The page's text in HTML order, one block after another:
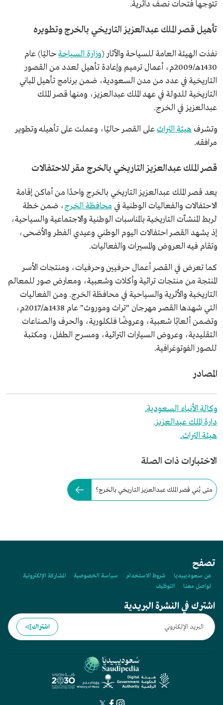
تتوجها فتحات نصف دائرية.
تأهيل قصر الملك عبدالعزيز التاريخي بالخرج وتطويره
نفذت الهيئة العامة للسياحة والآثار (وزارة السياحةحاليًا) عام
1430هـ/2009م، أعمال ترميم وإعادة تأهيل لعدد من القصور
التاريخية في عدد من مدن السعودية، ضمن برنامج تأهيل المباني
التاريخية للدولة في عهد الملك عبدالعزيز، ومنها قصر الملك
عبدالعزيز في الخرج.
وتشرف هيئة التراثعلى القصر حاليًا، وعملت على تأهيله وتطوير
مرافقه.
قصر الملك عبدالعزيز التاريخي بالخرج مقر للاحتفالات
يعد قصر الملك عبدالعزيز التاريخي بالخرج واحدًا من أماكن إقامة
الاحتفالات والفعاليات الوطنية في محافظة الخرج، ضمن خطة
لربط المنشآت التاريخية بالمناسبات الوطنية والاجتماعية والسياحية،
إذ يشهد القصر احتفالات اليوم الوطني وعيدي الفطر والأضحى،
وتقام فيه العروض والمسيرات والفعاليات.
كما تعرض في القصر أعمال حرفيين وحرفيات، ومنتجات الأسر
المنتجة من منتجات تراثية وأكلات وشعبية، ومعارض صور للمعالم
التاريخية والأثرية والسياحية في محافظة الخرج. ومن الفعاليات
التي شهدها القصر مهرجان "تراث وموروث" عام 1438هـ/2017م،
وتضمن ألعابًا شعبية، وعروضًا فلكلورية، والحرف والصناعات
التقليدية، وعروض السيارات التراثية، ومسرح الطفل، ومكتبة
للصور الفوتوغرافية.
المصادر
وكالة الأنباء السعودية.
دارة الملك عبدالعزيز.
هيئة التراث.
الاختبارات ذات الصلة
متى بُني قصر الملك عبدالعزيز التاريخي بالخرج؟
تصفح
عن سعوديبيديا شروط الاستخدام سياسة الخصوصية
المشاركة الإلكترونية
تواصل معنا
التوظيف
اشترك في النشرة البريدية
اشتراك